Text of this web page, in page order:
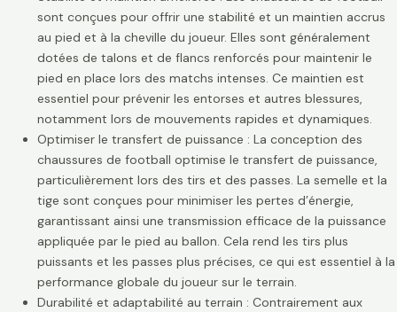
sont conçues pour offrir une stabilité et un maintien accrus
au pied et à la cheville du joueur. Elles sont généralement
dotées de talons et de flancs renforcés pour maintenir le
pied en place lors des matchs intenses. Ce maintien est
essentiel pour prévenir les entorses et autres blessures,
notamment lors de mouvements rapides et dynamiques.
Optimiser le transfert de puissance : La conception des
chaussures de football optimise le transfert de puissance,
particulièrement lors des tirs et des passes. La semelle et la
tige sont conçues pour minimiser les pertes d’énergie,
garantissant ainsi une transmission efficace de la puissance
appliquée par le pied au ballon. Cela rend les tirs plus
puissants et les passes plus précises, ce qui est essentiel à la
performance globale du joueur sur le terrain.
Durabilité et adaptabilité au terrain : Contrairement aux